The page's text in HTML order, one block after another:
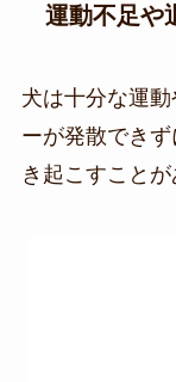
運動不足や
犬は十分な運
ーが発散できず
き起こすことが